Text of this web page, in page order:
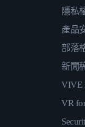
隱私
產品
部落
新聞
VIVE
VR